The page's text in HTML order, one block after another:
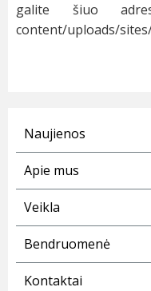
galite šiuo
content/uploads/
Naujienos
Apie mus
Veikla
Bendruomenė
Kontaktai